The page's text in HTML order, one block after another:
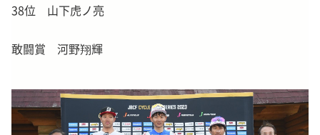
38位 山下虎ノ亮
敢闘賞 河野翔輝